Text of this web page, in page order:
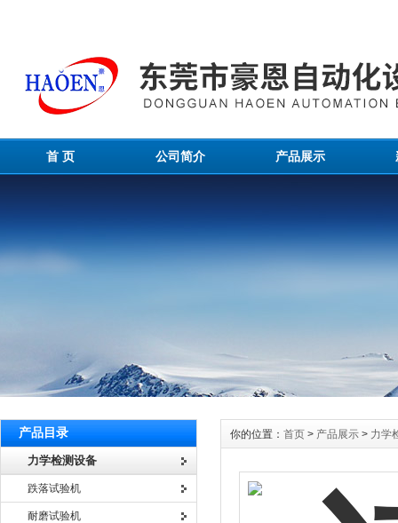
首 页 公司简介 产品展示
产品目录
力学检测设备
跌落试验机
耐磨试验机
你的位置： 首页 > 产品展示 > 力学